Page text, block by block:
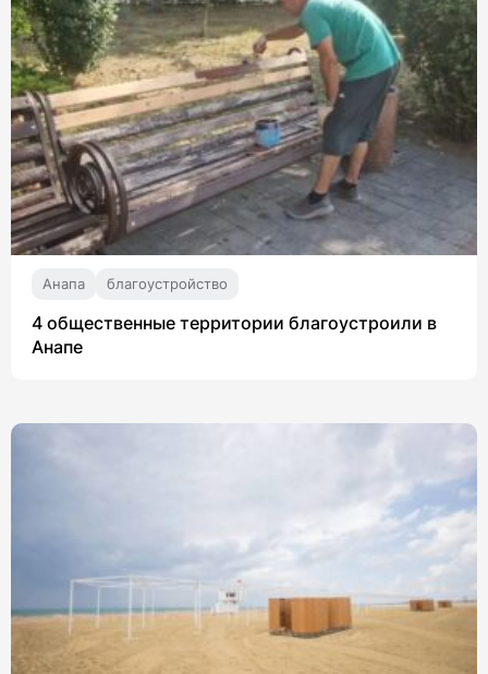
Анапа благоустройство
4 общественные территории благоустроили в
Анапе